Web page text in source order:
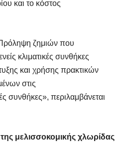
και το κόστος
ζημιών που
κλιματικές συνθήκες
και χρήσης πρακτικών
στις
συνθήκες», περιλαμβάνεται
μελισσοκομικής χλωρίδας